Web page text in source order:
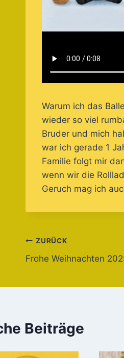
Warum ich das
wieder so viel
Bruder und mich
war ich gerade 1
Familie folgt mir
wenn wir die
Geruch mag ich
ZURÜCK
Frohe Weihnachten
Beiträge